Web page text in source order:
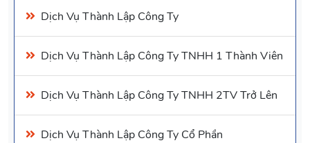
Dịch Vụ Thành Lập Công Ty
Dịch Vụ Thành Lập Công Ty TNHH 1 Thành Viên
Dịch Vụ Thành Lập Công Ty TNHH 2TVTrở Lên
Dịch Vụ Thành Lập Công Ty Cổ Phần